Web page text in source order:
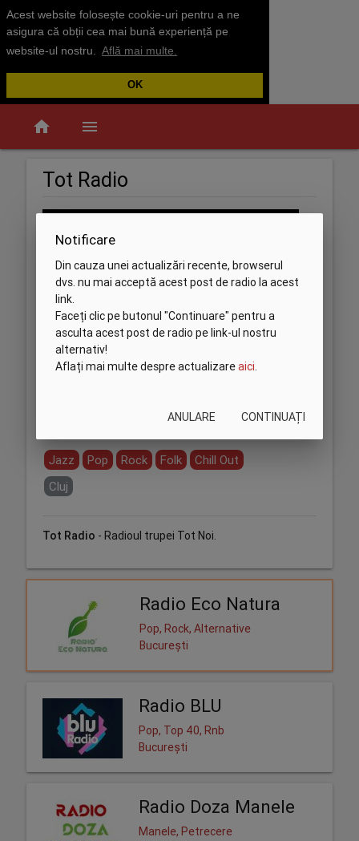
Acest website folosește cookie-uri pentru a ne
asigura că obții cea mai bună experiență pe
website-ul nostru.
Află mai multe.
OK
home menu
Tot Radio
Notificare
Din cauza unei actualizări recente, browserul
dvs. nu mai acceptă acest post de radio la acest
link.
Faceți clic pe butonul "Continuare" pentru a
asculta acest post de radio pe link-ul nostru
alternativ!
Aflați mai multe despre actualizareaici.
ANULARE CONTINUAȚI
Jazz Pop Rock Folk
Chill Out
Cluj
Tot Radio - Radioul trupei Tot Noi.
Radio Eco Natura
Pop, Rock, Alternative
București
Radio BLU
Pop, Top 40, Rnb
București
Radio Doza Manele
Manele, Petrecere